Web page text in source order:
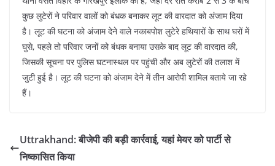
o
k
p
कुछ लुटेरों ने परिवार वालों को बंधक बनाकर लूट की वारदात को अंजाम दिया
है। लूट की घटना को अंजाम देने वाले नकाबपोश लुटेरे हथियारों के साथ घरों में
घुसे, पहले तो परिवार जनों को बंधक बनाया उसके बाद लूट की वारदात की,
जिसकी सूचना पर पुलिस घटनास्थल पर पहुंची और अब लुटेरों की तलाश में
जुटी हुई है। लूट की घटना को अंजाम देने में तीन आरोपी शामिल बताये जा रहे
हैं।
Uttrakhand: बीजेपी की बड़ी कार्रवाई, यहां मेयर को पार्टी से
निष्कासित किया